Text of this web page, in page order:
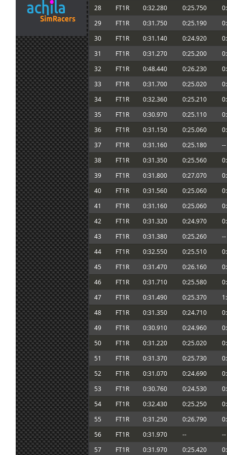
en una liga
14 jul. 12:29
Javi3r
carrera. Encima me tocaba de 1º
14 jul. 11:31
loopingz
Que va 10 de 10 el top 10!
14 jul. 7:05
mitsumeku
...nos ha salido
14 jul. 6:28
menjacocs: Madre mia... que mierda de carrera me
8 jul. 22:46 loopingz
podido pasar después de quemar las
no se...
7 jul. 7:28
JMiquel
7 jul. 6:03 Marcos Z.
Gracias!!, al final quedó en un susto.
si se quita la infección. He visto que l
6 jul. 22:05
loopingz
Ánimo Marcos sobre todo para tu hijo!
6 jul. 20:19
Entonces buena carrera a todos, y
6 jul. 20:18
Tambien no estoy en la carrera, tengo
pequeña pausa con las carreras, los
6 jul. 19:58
tangovalens :@Ikarus, no te preocupes 👍
6 jul. 19:54
6 jul. 19:51 Furribmw:
Marcos que se mejore tu hijo ,saludos,
correr disculpen 👌👍
6 jul. 19:43
Cruzo los dedos para que todo mejore
6 jul. 19:35
Ikarus
Buenas noches, se me ha olvidado
podéis hacer os lo agradezco
6 jul. 19:19
Que no sea nada, Marcos
6 jul. 18:27
Karlitos
Ojú Marcos. Mucho ánimo y que sea leve
6 jul. 18:26
loopingz
En la Q reset not allowed y abierto a no
6 jul. 17:50
Marcos Z.
Yo creo que ni partido ni cesav ; Estoy
hijo. Parece que tiene otitis aguda
6 jul. 12:36
Mito21
Efectivamente, yo hoy con España
6 jul. 11:10
Maxxis
Yo no participo hoy, voy a ver el partido
6 jul. 8:03
6 jul. 7:13
Buenas! Hemos hablado seriamente con
Donald Trump para que cambien la
6 jul. 6:20
orma: Comparto un setillo para la combi.
5 jul. 16:47
Buenas! No se podría cambiar el día de
partido?
28
FT1R 0:32.280 0:25.750
29
FT1R 0:31.750 0:25.190
30
FT1R 0:31.140 0:24.920
31
FT1R 0:31.270 0:25.200
32
FT1R 0:48.440 0:26.230
33
FT1R 0:31.700 0:25.020
34
FT1R 0:32.360 0:25.210
35
FT1R 0:30.970 0:25.110
36
FT1R 0:31.150 0:25.060
37
FT1R 0:31.160 0:25.180
--
38
FT1R 0:31.350 0:25.560
39
FT1R 0:31.800 0:27.070
40
FT1R 0:31.560 0:25.060
41
FT1R 0:31.160 0:25.060
42
FT1R 0:31.320 0:24.970
43
FT1R 0:31.380 0:25.260
--
44
FT1R 0:32.550 0:25.510
45
FT1R 0:31.470 0:26.160
46
FT1R 0:31.710 0:25.580
47
FT1R 0:31.490 0:25.370
48
FT1R 0:31.350 0:24.710
49
FT1R 0:30.910 0:24.960
50
FT1R 0:31.220 0:25.020
51
FT1R 0:31.370 0:25.730
52
FT1R 0:31.070 0:24.690
53
FT1R 0:30.760 0:24.530
54
FT1R 0:32.430 0:25.250
55
FT1R 0:31.250 0:26.790
56
FT1R 0:31.970 --
--
57
FT1R 0:31.970 0:25.420